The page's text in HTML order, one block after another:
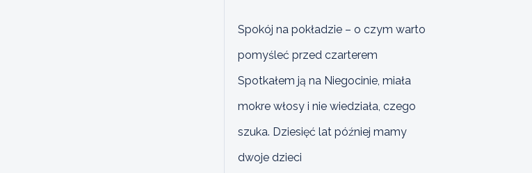
Spokój na pokładzie – o czym warto
pomyśleć przed czarterem
Spotkałem ją na Niegocinie, miała
mokre włosy i nie wiedziała, czego
szuka. Dziesięć lat później mamy
dwoje dzieci